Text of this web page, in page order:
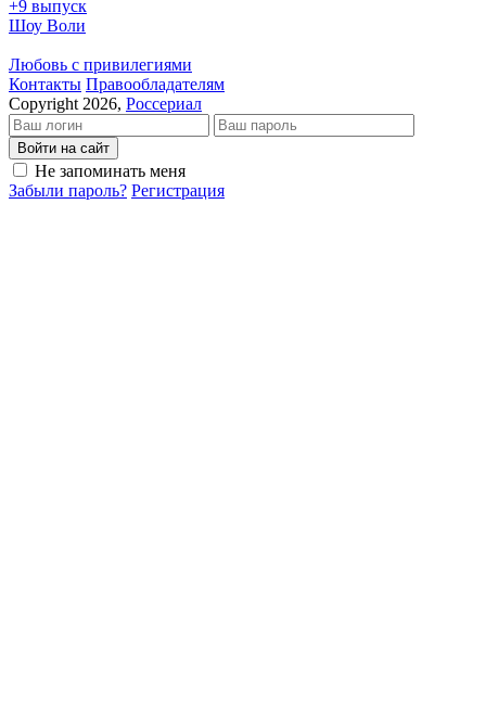
+9 выпуск
Шоу Воли
Любовь с привилегиями
Кон­так­ты Пра­во­об­ла­да­те­лям
Copyright 2026, Россериал
Войти на сайт
Не запоминать меня
Забыли пароль? Регистрация